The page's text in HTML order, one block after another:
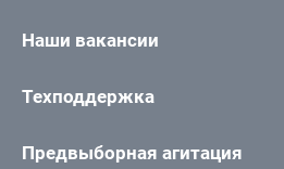
Наши вакансии
Техподдержка
Предвыборная агитация